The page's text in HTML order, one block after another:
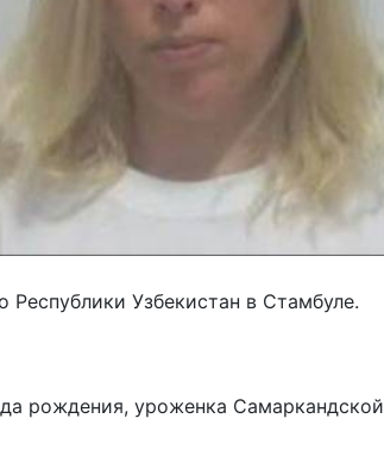
Республики Узбекистан в Стамбуле.
рождения, уроженка Самаркандской